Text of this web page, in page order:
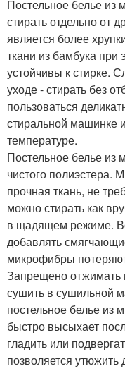
Постельное белье из
стирать отдельно от
является более
ткани из бамбука при
устойчивы к стирке.
уходе - стирать без
пользоваться
стиральной машинке
температуре.
Постельное белье из
чистого полиэстера.
прочная ткань, не
можно стирать как
в щадящем режиме.
добавлять
микрофибры
Запрещено отжимать
сушить в сушильной
постельное белье
быстро высыхает
гладить или
позволяется